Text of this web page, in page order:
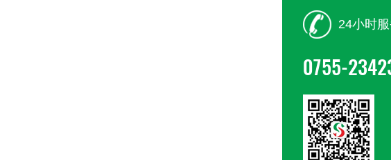
24小时服
0755-